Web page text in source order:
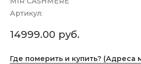
Артикул:
14999.00 руб.
Где померить и купить? (Адреса